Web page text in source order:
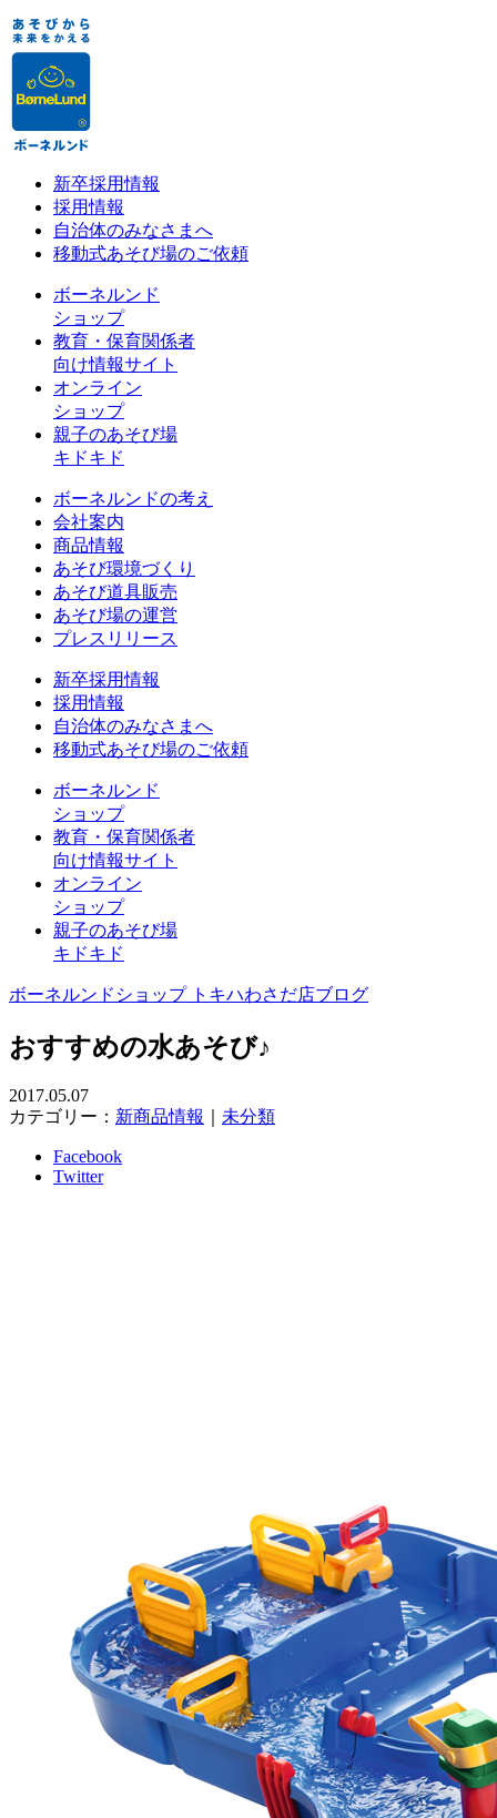
新卒採用情報
採用情報
自治体のみなさまへ
移動式あそび場のご依頼
ボーネルンド
ショップ
教育・保育関係者
向け情報サイト
オンライン
ショップ
親子のあそび場
キドキド
ボーネルンドの考え
会社案内
商品情報
あそび環境づくり
あそび道具販売
あそび場の運営
プレスリリース
新卒採用情報
採用情報
自治体のみなさまへ
移動式あそび場のご依頼
ボーネルンド
ショップ
教育・保育関係者
向け情報サイト
オンライン
ショップ
親子のあそび場
キドキド
ボーネルンドショップ トキハわさだ店ブログ
おすすめの水あそび♪
2017.05.07
カテゴリー： 新商品情報 未分類
Facebook
Twitter